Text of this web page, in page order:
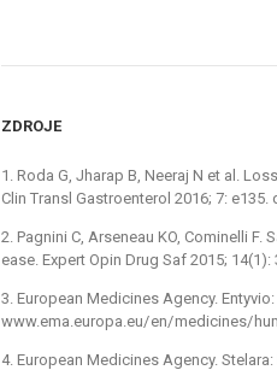
ZDROJE
1. Roda G, Jharap B, Neeraj N et al.
Clin Transl Gastroenterol 2016; 7: e135.
2. Pagnini C, Arseneau KO, Cominel­li
ease. Expert Opin Drug Saf 2015; 14(1):
3. European Medicines Agency. Entyvio:
www.ema.europa.eu/en/medicines/
4. European Medicines Agency. Stelara: